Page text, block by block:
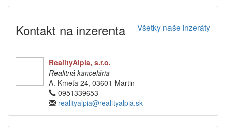
Kontakt na inzerenta Všetky naše inzeráty
RealityAlpia, s.r.o.
Realitná kancelária
A. Kmeťa 24, 03601 Martin
0951339653
realityalpia@realityalpia.sk